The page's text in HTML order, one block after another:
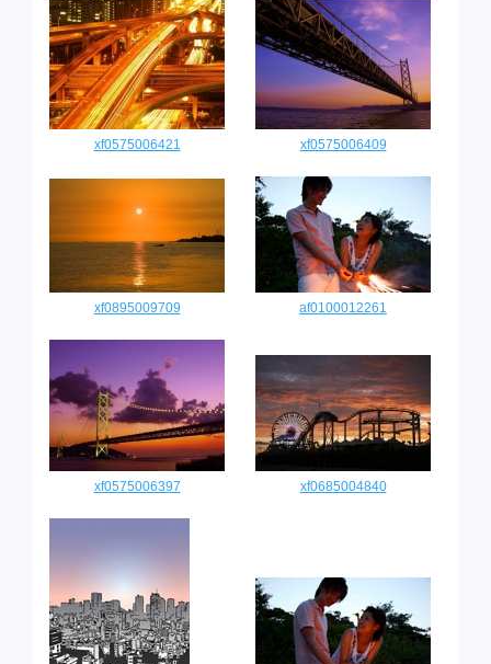
xf0575006421 xf0575006409
xf0895009709 af0100012261
xf0575006397 xf0685004840